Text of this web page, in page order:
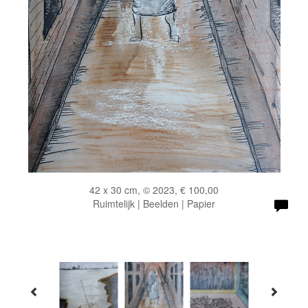
42 x 30 cm, © 2023, € 100,00
Ruimtelijk | Beelden | Papier